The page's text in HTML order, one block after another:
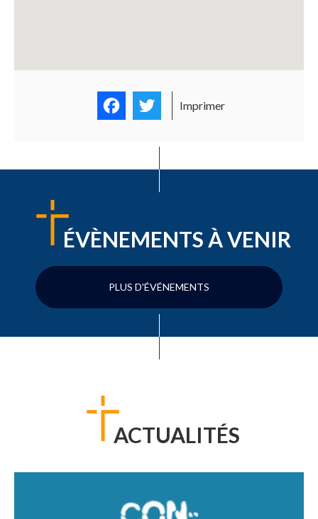
FacebookTwitter
Imprimer
ÉVÈNEMENTS À VENIR
PLUS D'ÉVÉNEMENTS
ACTUALITÉS